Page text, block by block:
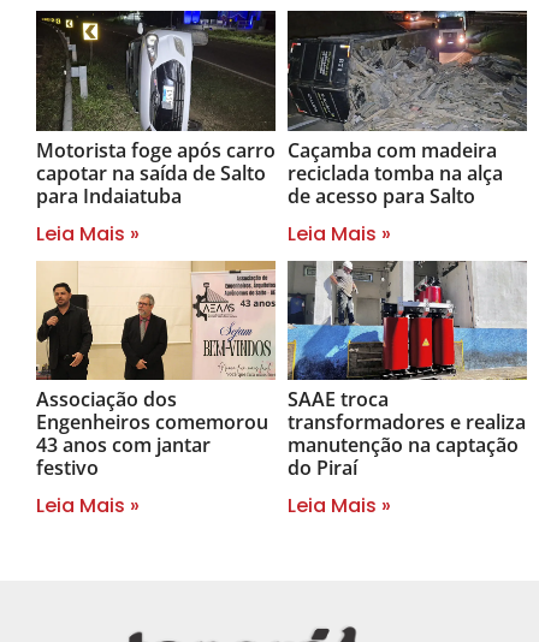
Motorista foge após carro
capotar na saída de Salto
para Indaiatuba
Leia Mais »
Caçamba com madeira
reciclada tomba na alça
de acesso para Salto
Leia Mais »
Associação dos
Engenheiros comemorou
43 anos com jantar
festivo
Leia Mais »
SAAE troca
transformadores e realiza
manutenção na captação
do Piraí
Leia Mais »